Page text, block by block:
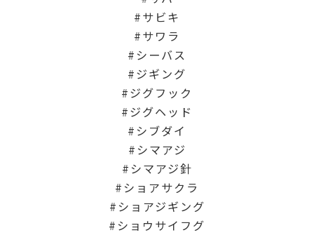
サビキ
サワラ
シーバス
ジギング
ジグフック
ジグヘッド
シブダイ
シマアジ
シマアジ針
ショアサクラ
ショアジギング
ショウサイフグ